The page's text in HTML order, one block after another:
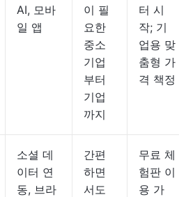
AI, 모바
일 앱
이 필
요한
중소
기업
부터
기업
까지
터 시
작; 기
업용 맞
춤형 가
격 책정
소셜 데
이터 연
동, 브라
간편
하면
서도
무료 체
험판 이
용 가